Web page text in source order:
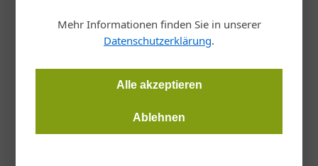
Mehr Informationen finden Sie in unserer
Datenschutzerklärung.
Alle akzeptieren
Ablehnen
Neue Doppelspitze
Redaktion Handwerk + Bau 01.03.2024, 08:47 Uhr
personeller Wechsel bevor.